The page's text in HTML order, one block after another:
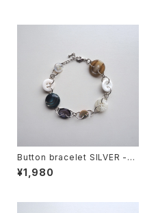
Button bracelet SILVER -mi
lky way
¥1,980